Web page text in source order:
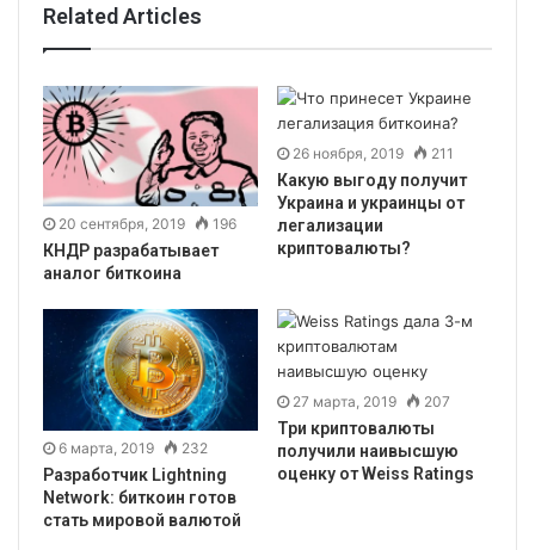
Related Articles
20 сентября, 2019 196
КНДР разрабатывает
аналог биткоина
26 ноября, 2019 211
Какую выгоду получит
Украина и украинцы от
легализации
криптовалюты?
6 марта, 2019 232
Разработчик Lightning
Network: биткоин готов
стать мировой валютой
27 марта, 2019 207
Три криптовалюты
получили наивысшую
оценку от Weiss Ratings